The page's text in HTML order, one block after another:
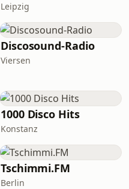
Leipzig
Discosound-Radio
Viersen
1000 Disco Hits
Konstanz
Tschimmi.FM
Berlin